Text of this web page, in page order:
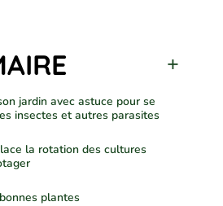
jardin avec astuce pour se
insectes et autres parasites
la rotation des cultures
plantes